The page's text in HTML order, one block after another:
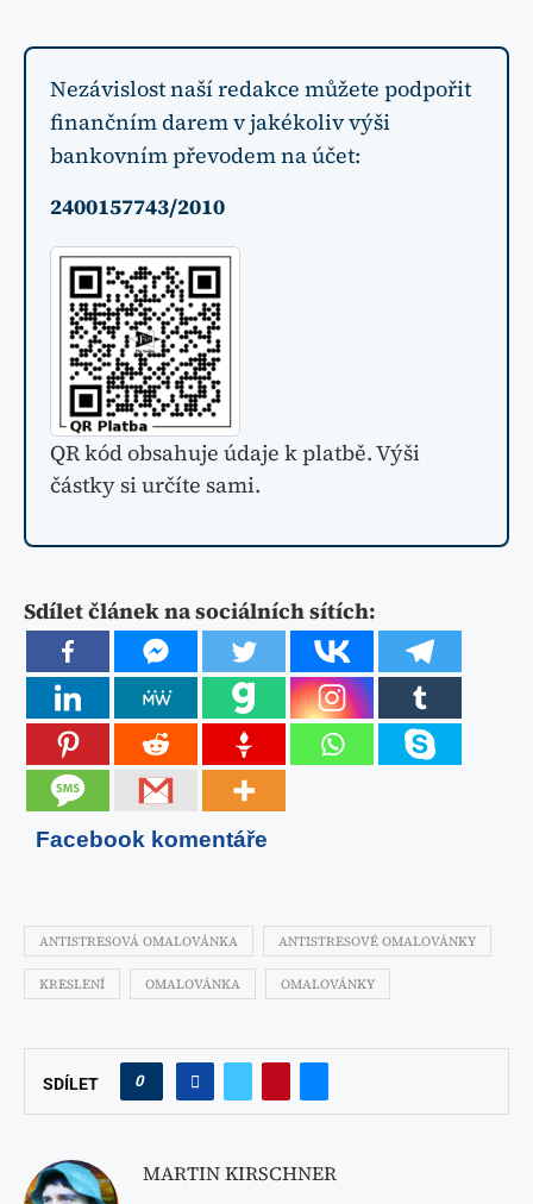
Nezávislost naší redakce můžete podpořit
finančním darem v jakékoliv výši
bankovním převodem na účet:
2400157743/2010
QR kód obsahuje údaje k platbě. Výši
částky si určíte sami.
Sdílet článek na sociálních sítích:
Facebook komentáře
ANTISTRESOVÁ OMALOVÁNKA ANTISTRESOVÉ OMALOVÁNKY
KRESLENÍ OMALOVÁNKA OMALOVÁNKY
SDÍLET 0
MARTIN KIRSCHNER